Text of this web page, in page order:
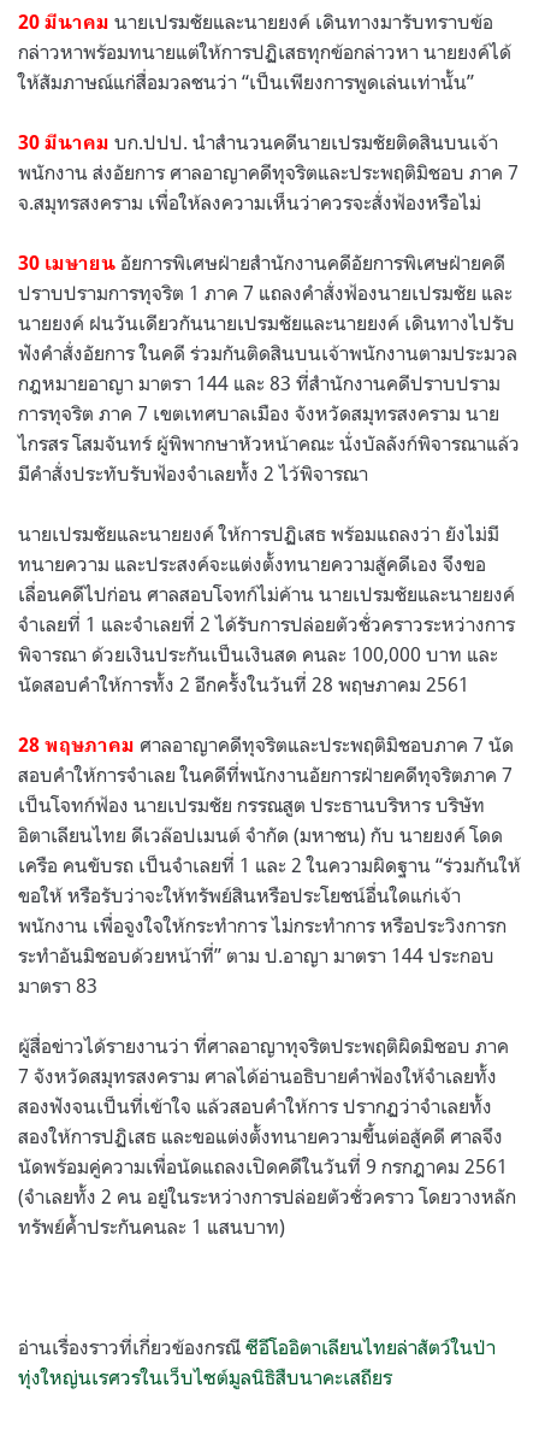
20 มีนาคม นายเปรมชัยและนายยงค์ เดินทางมารับทราบข้อ
กล่าวหาพร้อมทนายแต่ให้การปฏิเสธทุกข้อกล่าวหา นายยงค์ได้
ให้สัมภาษณ์แก่สื่อมวลชนว่า “เป็นเพียงการพูดเล่นเท่านั้น”
30 มีนาคม บก.ปปป. นำสำนวนคดีนายเปรมชัยติดสินบนเจ้า
พนักงาน ส่งอัยการ ศาลอาญาคดีทุจริตและประพฤติมิชอบ ภาค 7
จ.สมุทรสงคราม เพื่อให้ลงความเห็นว่าควรจะสั่งฟ้องหรือไม่
30 เมษายน อัยการพิเศษฝ่ายสำนักงานคดีอัยการพิเศษฝ่ายคดี
ปราบปรามการทุจริต 1 ภาค 7 แถลงคำสั่งฟ้องนายเปรมชัย และ
นายยงค์ ฝนวันเดียวกันนายเปรมชัยและนายยงค์ เดินทางไปรับ
ฟังคำสั่งอัยการ ในคดี ร่วมกันติดสินบนเจ้าพนักงานตามประมวล
กฎหมายอาญา มาตรา 144 และ 83 ที่สำนักงานคดีปราบปราม
การทุจริต ภาค 7 เขตเทศบาลเมือง จังหวัดสมุทรสงคราม นาย
ไกรสร โสมจันทร์ ผู้พิพากษาหัวหน้าคณะ นั่งบัลลังก์พิจารณาแล้ว
มีคำสั่งประทับรับฟ้องจำเลยทั้ง 2 ไว้พิจารณา
นายเปรมชัยและนายยงค์ ให้การปฏิเสธ พร้อมแถลงว่า ยังไม่มี
ทนายความ และประสงค์จะแต่งตั้งทนายความสู้คดีเอง จึงขอ
เลื่อนคดีไปก่อน ศาลสอบโจทก์ไม่ค้าน นายเปรมชัยและนายยงค์
จำเลยที่ 1 และจำเลยที่ 2 ได้รับการปล่อยตัวชั่วคราวระหว่างการ
พิจารณา ด้วยเงินประกันเป็นเงินสด คนละ 100,000 บาท และ
นัดสอบคำให้การทั้ง 2 อีกครั้งในวันที่ 28 พฤษภาคม 2561
28 พฤษภาคม ศาลอาญาคดีทุจริตและประพฤติมิชอบภาค 7 นัด
สอบคำให้การจำเลย ในคดีที่พนักงานอัยการฝ่ายคดีทุจริตภาค 7
เป็นโจทก์ฟ้อง นายเปรมชัย กรรณสูต ประธานบริหาร บริษัท
อิตาเลียนไทย ดีเวล๊อปเมนต์ จำกัด (มหาชน) กับ นายยงค์ โดด
เครือ คนขับรถ เป็นจำเลยที่ 1 และ 2 ในความผิดฐาน “ร่วมกันให้
ขอให้ หรือรับว่าจะให้ทรัพย์สินหรือประโยชน์อื่นใดแก่เจ้า
พนักงาน เพื่อจูงใจให้กระทําการ ไม่กระทําการ หรือประวิงการก
ระทําอันมิชอบด้วยหน้าที่” ตาม ป.อาญา มาตรา 144 ประกอบ
มาตรา 83
ผู้สื่อข่าวได้รายงานว่า ที่ศาลอาญาทุจริตประพฤติผิดมิชอบ ภาค
7 จังหวัดสมุทรสงคราม ศาลได้อ่านอธิบายคำฟ้องให้จำเลยทั้ง
สองฟังจนเป็นที่เข้าใจ แล้วสอบคำให้การ ปรากฏว่าจำเลยทั้ง
สองให้การปฏิเสธ และขอแต่งตั้งทนายความขึ้นต่อสู้คดี ศาลจึง
นัดพร้อมคู่ความเพื่อนัดแถลงเปิดคดีในวันที่ 9 กรกฎาคม 2561
(จำเลยทั้ง 2 คน อยู่ในระหว่างการปล่อยตัวชั่วคราว โดยวางหลัก
ทรัพย์ค้ำประกันคนละ 1 แสนบาท)
อ่านเรื่องราวที่เกี่ยวข้องกรณี ซีอีโออิตาเลียนไทยล่าสัตว์ในป่า
ทุ่งใหญ่นเรศวรในเว็บไซต์มูลนิธิสืบนาคะเสถียร